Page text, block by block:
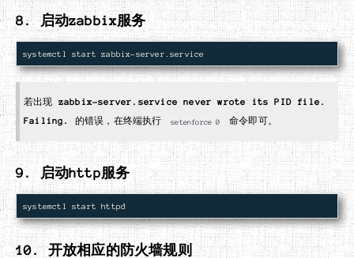
8. 启动zabbix服务
若出现 zabbix-server.service never wrote its PID file.
Failing.
的错误，在终端执行 setenforce 0 命令即可。
9. 启动http服务
10. 开放相应的防火墙规则